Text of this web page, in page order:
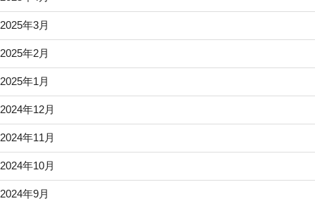
2025年3月
2025年2月
2025年1月
2024年12月
2024年11月
2024年10月
2024年9月